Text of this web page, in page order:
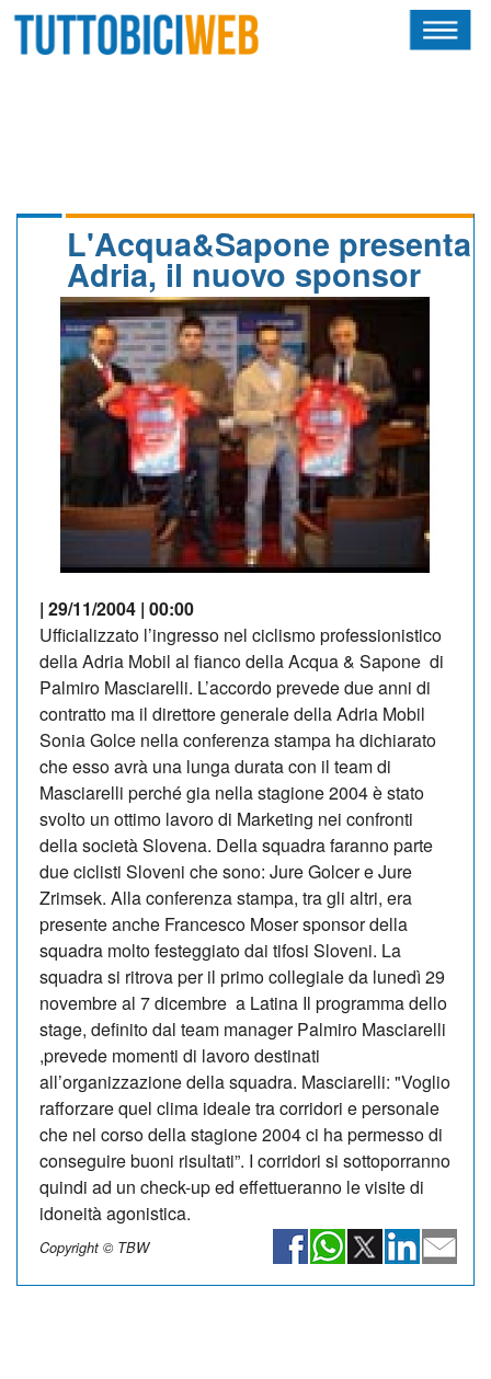
CALENDARIO
OSCAR
ALBI D'ORO
L'Acqua&Sapone presenta
Adria, il nuovo sponsor
| 29/11/2004 | 00:00
Ufficializzato l’ingresso nel ciclismo professionistico
della Adria Mobil al fianco della Acqua & Sapone di
Palmiro Masciarelli. L’accordo prevede due anni di
contratto ma il direttore generale della Adria Mobil
Sonia Golce nella conferenza stampa ha dichiarato
che esso avrà una lunga durata con il team di
Masciarelli perché gia nella stagione 2004 è stato
svolto un ottimo lavoro di Marketing nei confronti
della società Slovena. Della squadra faranno parte
due ciclisti Sloveni che sono: Jure Golcer e Jure
Zrimsek. Alla conferenza stampa, tra gli altri, era
presente anche Francesco Moser sponsor della
squadra molto festeggiato dai tifosi Sloveni. La
squadra si ritrova per il primo collegiale da lunedì 29
novembre al 7 dicembre a Latina Il programma dello
stage, definito dal team manager Palmiro Masciarelli
,prevede momenti di lavoro destinati
all’organizzazione della squadra. Masciarelli: "Voglio
rafforzare quel clima ideale tra corridori e personale
che nel corso della stagione 2004 ci ha permesso di
conseguire buoni risultati”. I corridori si sottoporranno
quindi ad un check-up ed effettueranno le visite di
idoneità agonistica.
Copyright © TBW